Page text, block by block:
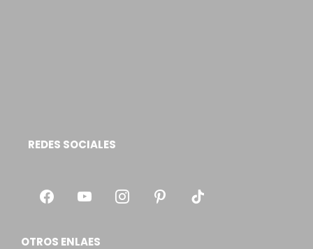
REDES SOCIALES
OTROS ENLAES